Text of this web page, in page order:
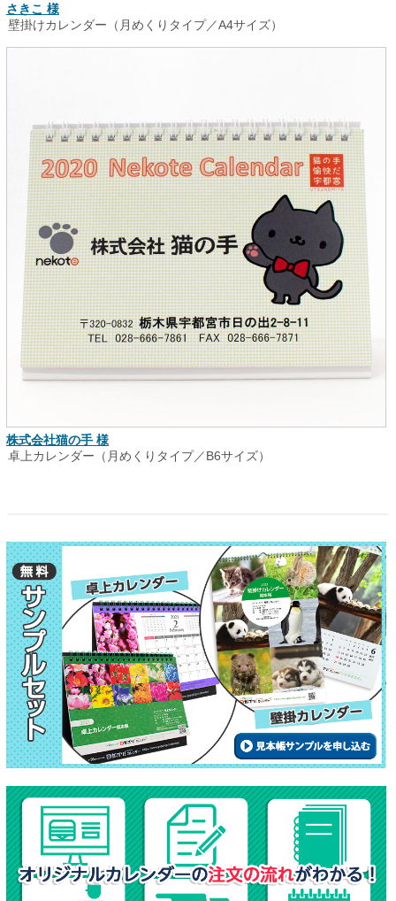
さきこ 様
壁掛けカレンダー（月めくりタイプ／A4サイズ）
株式会社猫の手 様
卓上カレンダー（月めくりタイプ／B6サイズ）